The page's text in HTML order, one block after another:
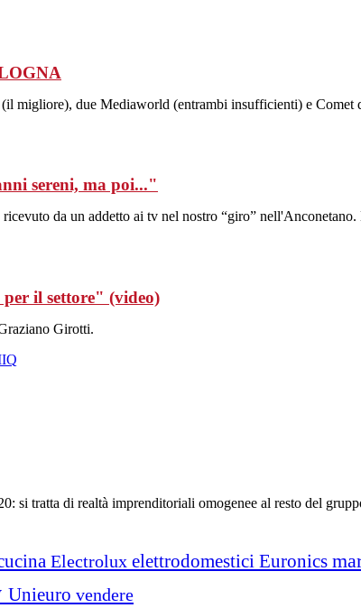
migliore), due Mediaworld (entrambi insufficienti) e
sereni, ma poi..."
da un addetto ai tv nel nostro “giro”
il settore" (video)
Girotti.
si tratta di realtà imprenditoriali omogenee al resto del
Electrolux elettrodomestici Euronics
Unieuro vendere